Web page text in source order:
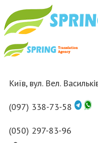
Київ, вул. Вел.
(097) 338-73-58
(050) 297-83-96